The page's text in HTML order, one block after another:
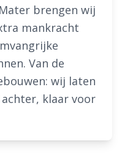
brengen wij
mankracht
Van de
wij laten
klaar voor